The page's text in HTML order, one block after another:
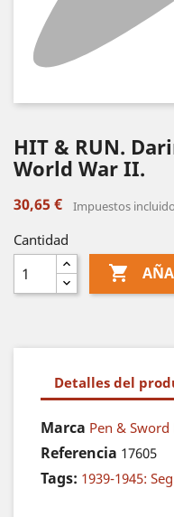
HIT & RUN.
World War II.
30,65 € Impuestos
Cantidad

Detalles del
Marca Pen &
Referencia 17605
Tags: 1939-1945: